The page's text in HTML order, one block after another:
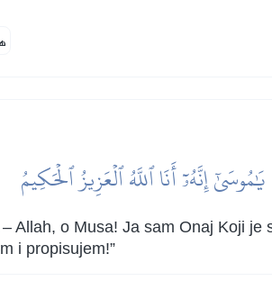
يَٰمُوسَىٰٓ إِنَّهُۥٓ أَنَا ٱللَّهُ ٱلۡعَزِيزُ ٱلۡحَكِيمُ
Allah, o Musa! Ja sam Onaj Koji
i propisujem!”